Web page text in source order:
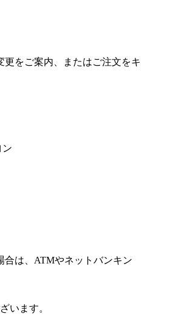
をご案内、またはご注文をキ
ン
は、ATMやネットバンキン
います。